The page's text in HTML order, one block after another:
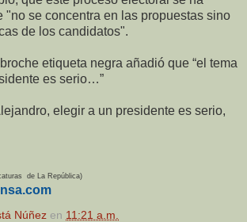
"no se concentra en las propuestas sino
de los candidatos".
etiqueta negra añadió que “el tema
es serio…”
elegir a un presidente es serio,
de La República)
Núñez en 11:21 a.m.